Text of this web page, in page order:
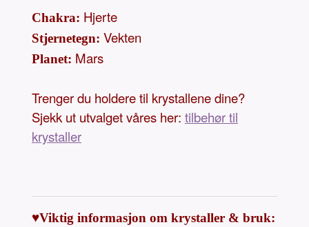
Chakra: Hjerte
Stjernetegn: Vekten
Planet: Mars
Trenger du holdere til krystallene dine?
Sjekk ut utvalget våres her:tilbehør til
krystaller
♥Viktig informasjon om krystaller & bruk: